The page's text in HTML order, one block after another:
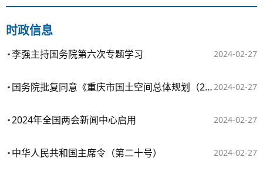
时政信息
2024-02-27
李强主持国务院第六次专题学习
2024-02-27
国务院批复同意《重庆市国土空间总体规划（2021—2035年）》
2024-02-27
2024年全国两会新闻中心启用
2024-02-27
中华人民共和国主席令（第二十号）